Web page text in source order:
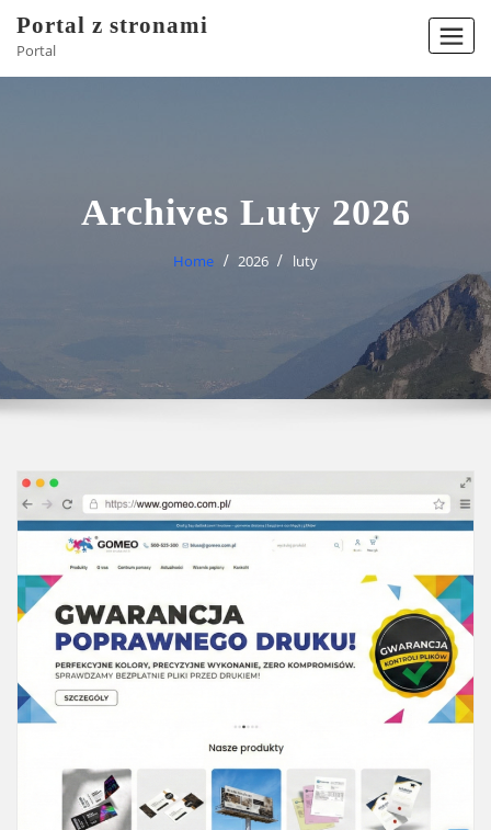
content
Portal z stronami
Portal
Archives Luty 2026
Home 2026 luty